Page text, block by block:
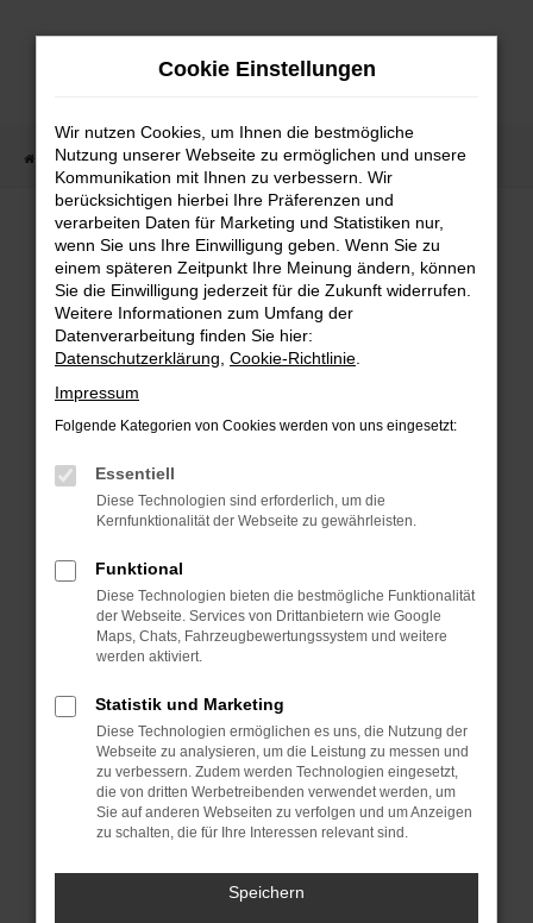
Zum
Startseite Fahrzeugangebote Fahrzeugmarkt
Fahrzeugmarkt
Fehler: Network Error
Beim Laden ist ein Fehler aufgetreten.
Hier sind ein paar Tipps, die dir helfen können:
Überprüfe deine Firewall und deine
Internetverbindung.
deine Suchmaschine?
Prüfe deine Browsererweiterungen.
Manche Erweiterungen, wie Werbeblocker,
können das Laden bestimmter Seiten
anderen Browser oder in einem privaten
Fenster?
Starte dein Gerät neu.
Das kann manchmal helfen,
vorübergehende Probleme zu beheben.
Stelle sicher, dass dein Browser und dein
Betriebssystem auf dem neuesten Stand
Cookie Einstellungen
Wir nutzen Cookies, um Ihnen die bestmögliche
Nutzung unserer Webseite zu ermöglichen und unsere
Kommunikation mit Ihnen zu verbessern. Wir
berücksichtigen hierbei Ihre Präferenzen und
verarbeiten Daten für Marketing und Statistiken nur,
wenn Sie uns Ihre Einwilligung geben. Wenn Sie zu
einem späteren Zeitpunkt Ihre Meinung ändern, können
Sie die Einwilligung jederzeit für die Zukunft widerrufen.
Weitere Informationen zum Umfang der
Datenverarbeitung finden Sie hier:
Datenschutzerklärung Cookie-Richtlinie
Impressum
Folgende Kategorien von Cookies werden von uns eingesetzt:
Essentiell
Diese Technologien sind erforderlich, um die
Kernfunktionalität der Webseite zu gewährleisten.
Funktional
Diese Technologien bieten die bestmögliche Funktionalität
der Webseite. Services von Drittanbietern wie Google
Maps, Chats, Fahrzeugbewertungssystem und weitere
werden aktiviert.
Statistik und Marketing
Diese Technologien ermöglichen es uns, die Nutzung der
Webseite zu analysieren, um die Leistung zu messen und
zu verbessern. Zudem werden Technologien eingesetzt,
die von dritten Werbetreibenden verwendet werden, um
Sie auf anderen Webseiten zu verfolgen und um Anzeigen
zu schalten, die für Ihre Interessen relevant sind.
Speichern